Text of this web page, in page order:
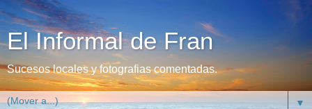
El Informal de Fran
Sucesos locales y fotografias comentadas.
▼